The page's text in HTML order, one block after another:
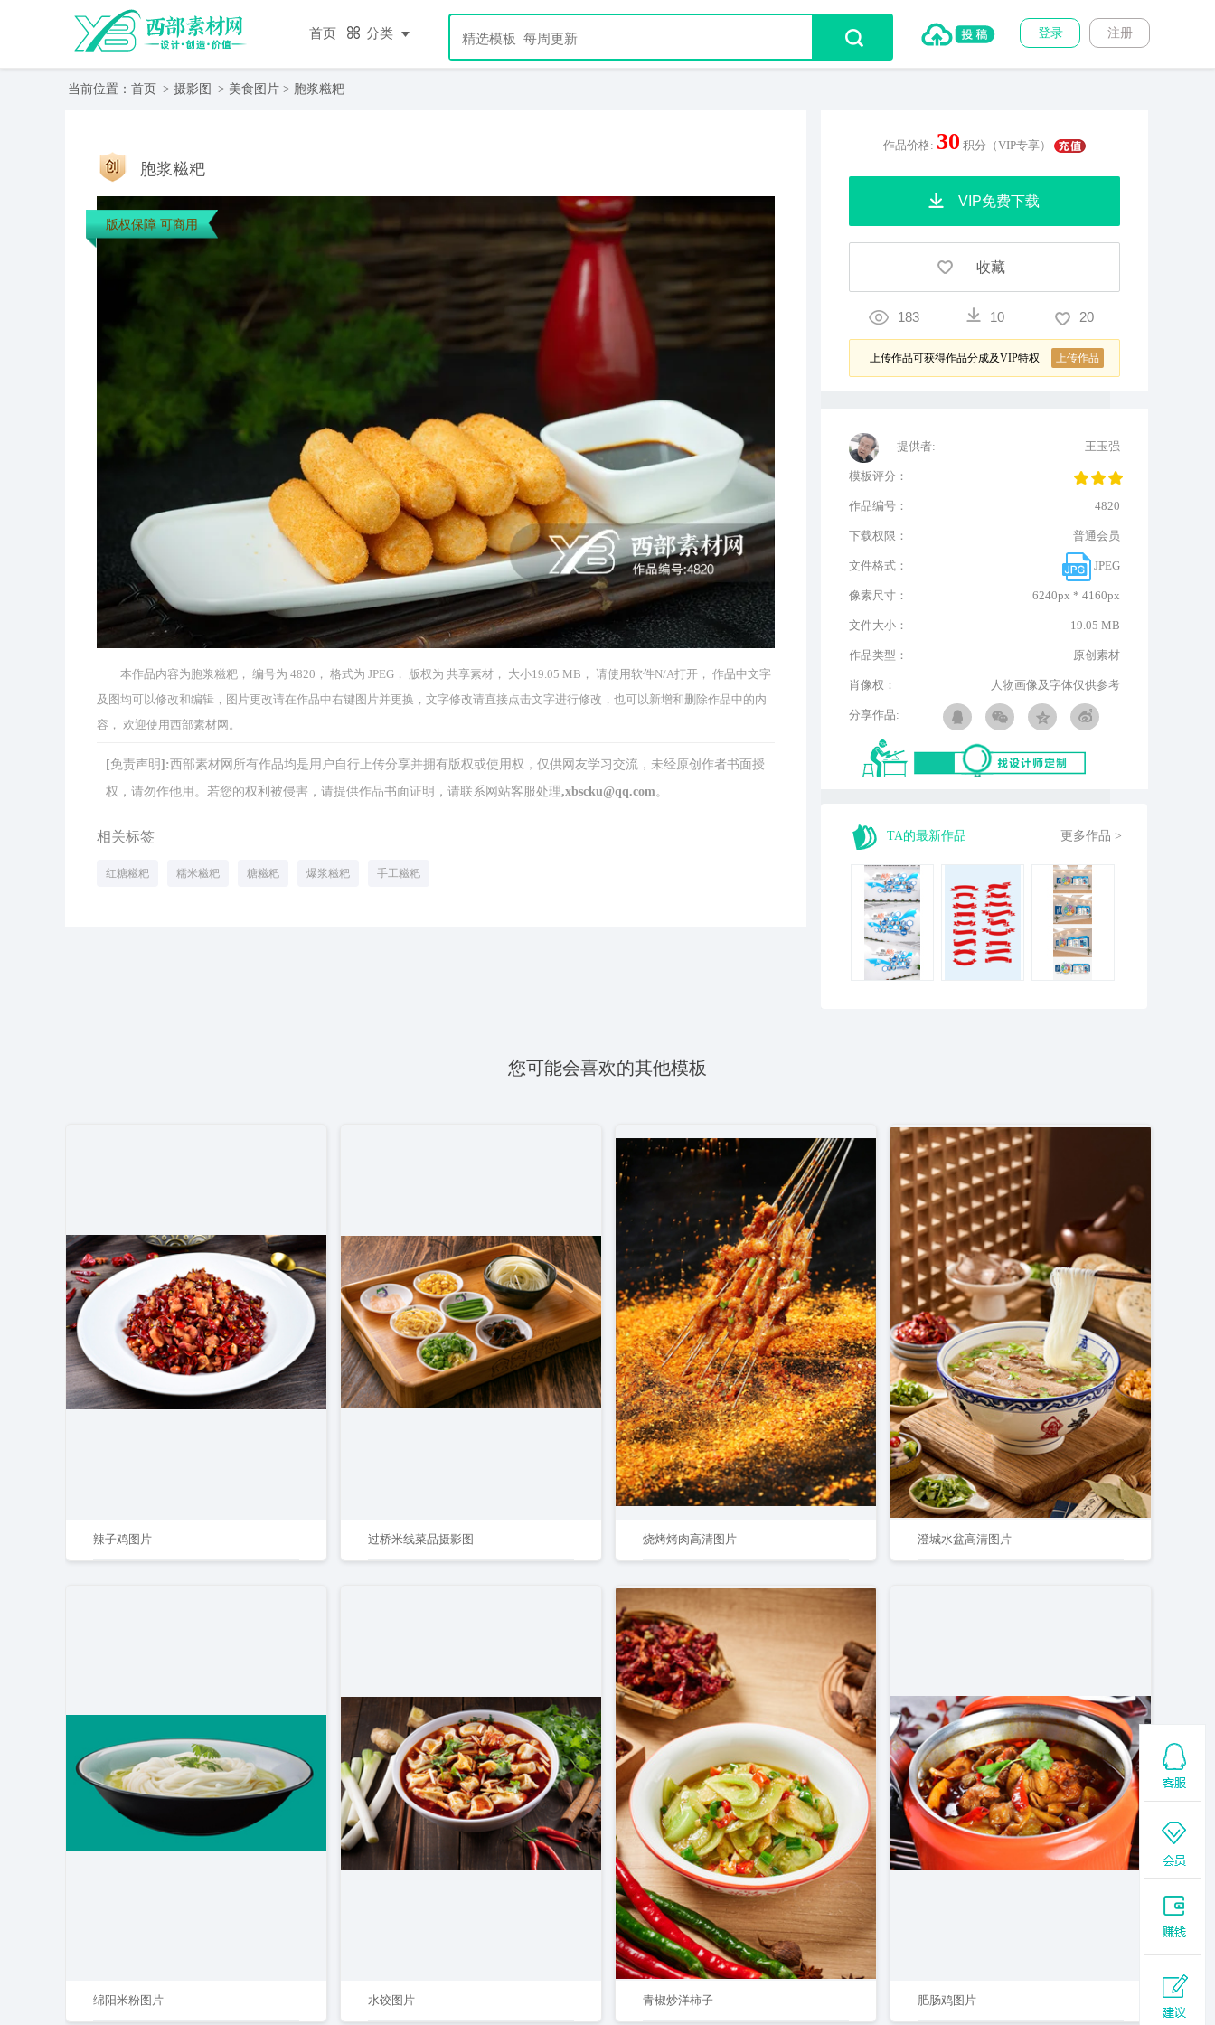
首页 分类 注册
登录
当前位置： 首页 > 摄影图 > 美食图片 > 胞浆糍粑
胞浆糍粑
版权保障 可商用
本作品内容为胞浆糍粑， 编号为 4820， 格式为 JPEG， 版权为 共享素材， 大小19.05 MB， 请使用软件N/A打开， 作品中文字
及图均可以修改和编辑，图片更改请在作品中右键图片并更换，文字修改请直接点击文字进行修改，也可以新增和删除作品中的内
容， 欢迎使用西部素材网。
[免责声明]:西部素材网所有作品均是用户自行上传分享并拥有版权或使用权，仅供网友学习交流，未经原创作者书面授
权，请勿作他用。若您的权利被侵害，请提供作品书面证明，请联系网站客服处理,xbscku@qq.com。
相关标签
红糖糍粑 糯米糍粑 糖糍粑 爆浆糍粑 手工糍粑
作品价格: 30 积分（VIP专享）
VIP免费下载
收藏
183 10 20
上传作品可获得作品分成及VIP特权 上传作品
提供者: 王玉强
模板评分：
作品编号： 4820
下载权限： 普通会员
文件格式： JPEG
像素尺寸： 6240px * 4160px
文件大小： 19.05 MB
作品类型： 原创素材
肖像权： 人物画像及字体仅供参考
分享作品:
TA的最新作品 更多作品 >
您可能会喜欢的其他模板
辣子鸡图片 过桥米线菜品摄影图 烧烤烤肉高清图片 澄城水盆高清图片
绵阳米粉图片 水饺图片 青椒炒洋柿子 肥肠鸡图片